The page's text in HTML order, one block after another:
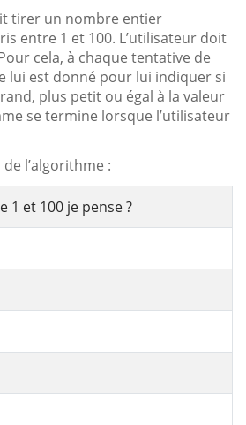
tirer un nombre entier
entre 1 et 100. L’utilisateur doit
cela, à chaque tentative de
lui est donné pour lui indiquer si
plus petit ou égal à la valeur
se termine lorsque l’utilisateur
l’algorithme :
1 et 100 je pense ?